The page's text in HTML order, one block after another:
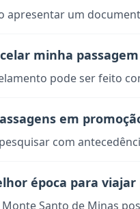
apresentar um
minha
pode ser feito
em
com
época para
Monte Santo de Minas